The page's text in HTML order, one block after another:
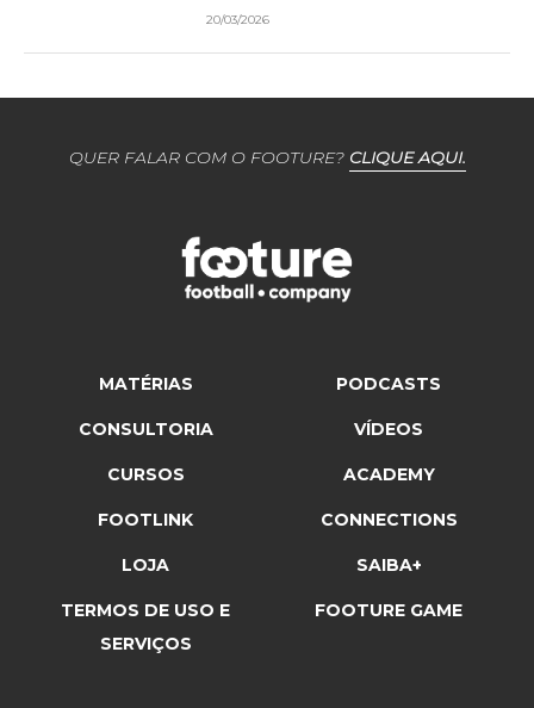
20/03/2026
QUER FALAR COM O FOOTURE? CLIQUE AQUI.
MATÉRIAS PODCASTS
CONSULTORIA VÍDEOS
CURSOS ACADEMY
FOOTLINK CONNECTIONS
LOJA SAIBA+
TERMOS DE USO E
SERVIÇOS
FOOTURE GAME